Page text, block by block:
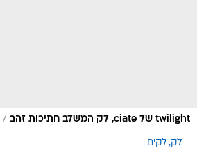
twilight של ciate, לק המשלב חתיכות זהב /
לק לקים